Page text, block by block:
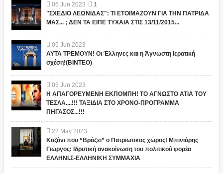
05 Jun 2023
1
"ΣΧΕΔΙΟ ΛΕΩΝΙΔΑΣ": ΤΙ ΕΤΟΙΜΑΖΟΥΝ ΓΙΑ ΤΗΝ ΠΑΤΡΙΔΑ
ΜΑΣ... ; ΔΕΝ ΤΑ ΕΙΠΕ ΤΥΧΑΙΑ ΣΤΙΣ 13/11/2015...
05 Jun 2023
ΑΥΤΑ ΤΡΕΜΟΥΝ! Οι Έλληνες και η Άγνωστη Ιερατική
σχέση!(ΒΙΝΤΕΟ)
05 Jun 2023
Η ΑΠΑΓΟΡΕΥΜΕΝΗ ΕΚΠΟΜΠΗ! ΤΟ ΑΓΝΩΣΤΟ ΑΤΙΑ ΤΟΥ
ΤΕΣΛΑ....!!! ΤΑΞΙΔΙΑ ΣΤΟ ΧΡΟΝΟ-ΠΡΟΓΡΑΜΜΑ
ΠΗΓΑΣΟΣ...!!!
22 May 2023
Καζάνι που “Βράζει” ο Πατριωτικος χώρος! Μπινιάρης
Γιώργος: Ιδρυτική ανακοίνωση του πολιτικού φορέα
ΕΛΛΗΝΙ.Σ-ΕΛΛΗΝΙΚΗ ΣΥΜΜΑΧΙΑ